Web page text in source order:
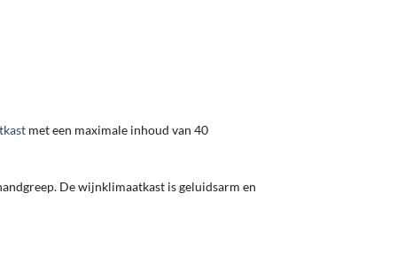
met een maximale inhoud van 40
De wijnklimaatkast is geluidsarm en